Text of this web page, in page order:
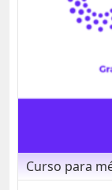
Curso para